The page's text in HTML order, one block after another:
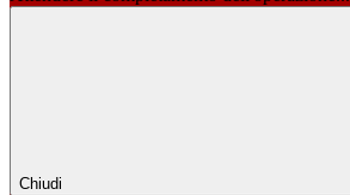
Chiudi